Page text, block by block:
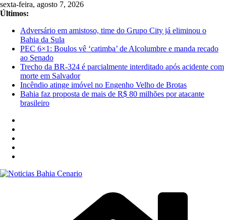
Pular
para
conteúdo
sexta-feira, agosto 7, 2026
Últimos:
Adversário em amistoso, time do Grupo City já eliminou o
Bahia da Sula
PEC 6×1: Boulos vê ‘catimba’ de Alcolumbre e manda recado
ao Senado
Trecho da BR-324 é parcialmente interditado após acidente com
morte em Salvador
Incêndio atinge imóvel no Engenho Velho de Brotas
Bahia faz proposta de mais de R$ 80 milhões por atacante
brasileiro